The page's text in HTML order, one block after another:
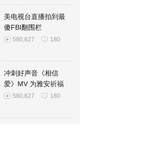
美电视台直播拍到最
傻FBI翻围栏
580,627 180
冲刺好声音《相信
爱》MV 为雅安祈福
580,627 180